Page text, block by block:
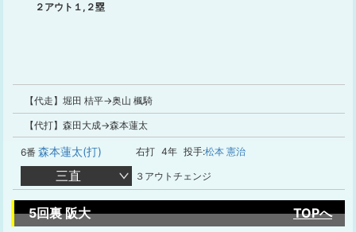
２アウト１,２塁
【代走】堀田 桔平→奥山 楓騎
【代打】森田大成→森本蓮太
6番 森本蓮太(打) 右打 4年 投手:松本 憲治
三直 ３アウトチェンジ
5回裏 阪大 TOPへ